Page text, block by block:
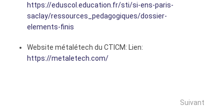
https://eduscol.education.fr/sti/si-ens-paris-
saclay/ressources_pedagogiques/dossier-
elements-finis
Website métalétech du CTICM: Lien:
https://metaletech.com/
Suivant